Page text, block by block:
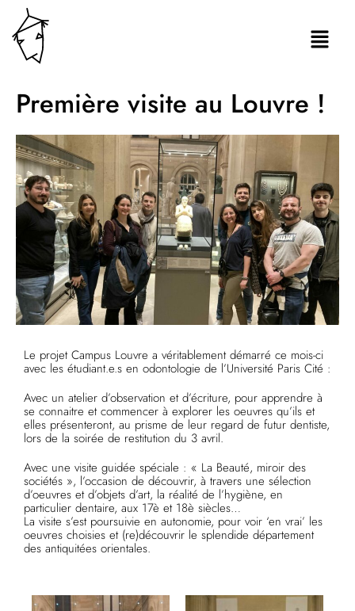
Première visite au Louvre !
Le projet Campus Louvre a véritablement démarré ce mois-ci
avec les étudiant.e.s en odontologie de l’Université Paris Cité :
Avec un atelier d’observation et d’écriture, pour apprendre à
se connaitre et commencer à explorer les oeuvres qu’ils et
elles présenteront, au prisme de leur regard de futur dentiste,
lors de la soirée de restitution du 3 avril.
Avec une visite guidée spéciale : « La Beauté, miroir des
sociétés », l’occasion de découvrir, à travers une sélection
d’oeuvres et d’objets d’art, la réalité de l’hygiène, en
particulier dentaire, aux 17è et 18è siècles…
La visite s’est poursuivie en autonomie, pour voir ‘en vrai’ les
oeuvres choisies et (re)découvrir le splendide département
des antiquitées orientales.